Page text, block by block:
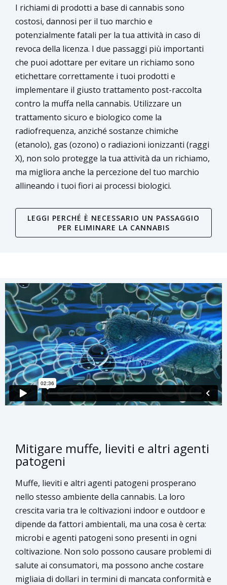
I richiami di prodotti a base di cannabis sono
costosi, dannosi per il tuo marchio e
potenzialmente fatali per la tua attività in caso di
revoca della licenza. I due passaggi più importanti
che puoi adottare per evitare un richiamo sono
etichettare correttamente i tuoi prodotti e
implementare il giusto trattamento post-raccolta
contro la muffa nella cannabis. Utilizzare un
trattamento sicuro e biologico come la
radiofrequenza, anziché sostanze chimiche
(etanolo), gas (ozono) o radiazioni ionizzanti (raggi
X), non solo protegge la tua attività da un richiamo,
ma migliora anche la percezione del tuo marchio
allineando i tuoi fiori ai processi biologici.
LEGGI PERCHÉ È NECESSARIO UN PASSAGGIO
PER ELIMINARE LA CANNABIS
Mitigare muffe, lieviti e altri agenti
patogeni
Muffe, lieviti e altri agenti patogeni prosperano
nello stesso ambiente della cannabis. La loro
crescita varia tra le coltivazioni indoor e outdoor e
dipende da fattori ambientali, ma una cosa è certa:
microbi e agenti patogeni sono presenti in ogni
coltivazione. Non solo possono causare problemi di
salute ai consumatori, ma possono anche costare
migliaia di dollari in termini di mancata conformità e